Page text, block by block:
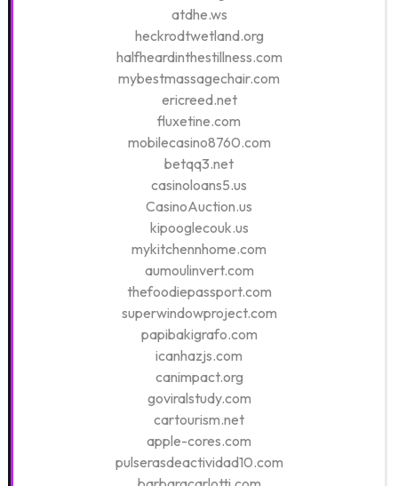
atdhe.ws
heckrodtwetland.org
halfheardinthestillness.com
mybestmassagechair.com
ericreed.net
fluxetine.com
mobilecasino8760.com
betqq3.net
casinoloans5.us
CasinoAuction.us
kipooglecouk.us
mykitchennhome.com
aumoulinvert.com
thefoodiepassport.com
superwindowproject.com
papibakigrafo.com
icanhazjs.com
canimpact.org
goviralstudy.com
cartourism.net
apple-cores.com
pulserasdeactividad10.com